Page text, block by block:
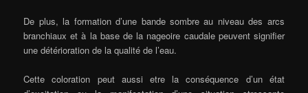
De plus, la formation d’une bande sombre au niveau des arcs
branchiaux et à la base de la nageoire caudale peuvent signifier
une détérioration de la qualité de l’eau.
Cette coloration peut aussi etre la conséquence d’un état